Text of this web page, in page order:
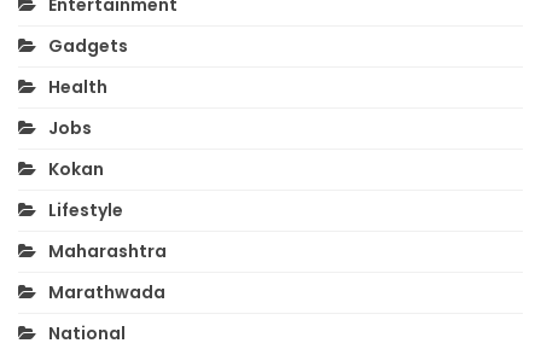
Gadgets
Health
Jobs
Kokan
Lifestyle
Maharashtra
Marathwada
National